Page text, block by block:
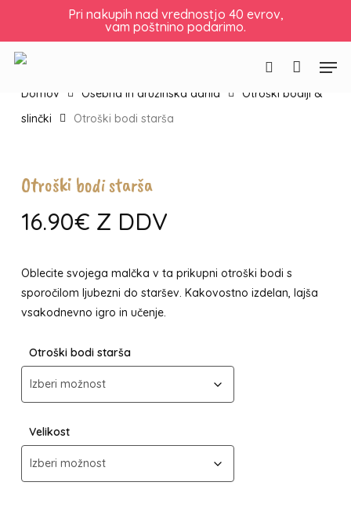
content
Pri nakupih nad vrednostjo 40 evrov,
vam poštnino podarimo.
Košarica Zapri
košarico
Domov Osebna in družinska darila
Otroški bodiji &
slinčki
Otroški bodi starša
Otroški bodi starša
16.90€ Z DDV
Oblecite svojega malčka v ta prikupni otroški bodi s
sporočilom ljubezni do staršev. Kakovostno izdelan, lajša
vsakodnevno igro in učenje.
Otroški bodi starša
Velikost